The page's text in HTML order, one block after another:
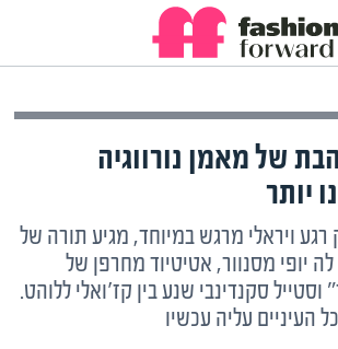
של מאמן נורווגיה
יותר
ויראלי מרגש במיוחד, מגיע תורה של
יופי מסנוור, אטיטיוד מחרפן של
סקנדינבי שנע בין קז'ואלי ללוהט.
העיניים עליה עכשיו